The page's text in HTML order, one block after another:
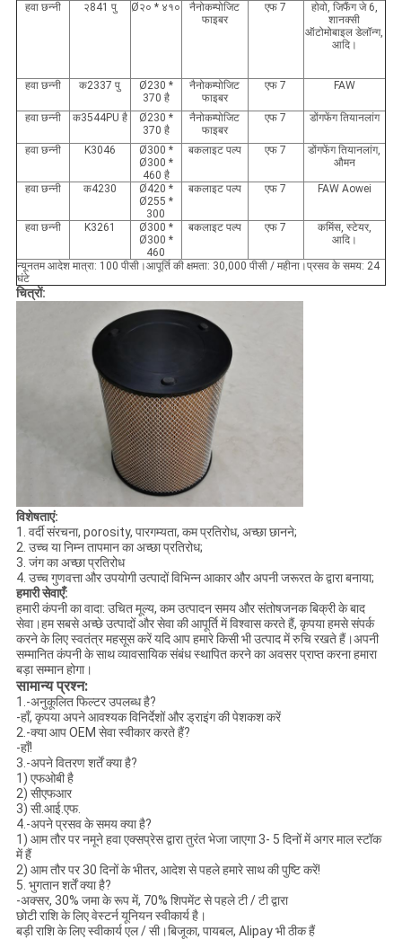
हवा छन्नी २841 पु Ø२० * ४१०
नैनोकम्पोजिट
फाइबर
एफ 7
होवो, जिफैंग जे 6,
शानक्सी
ऑटोमोबाइल डेलॉन्ग,
आदि।
हवा छन्नी क2337 पु Ø230 *
370 है
नैनोकम्पोजिट
फाइबर
एफ 7 FAW
हवा छन्नी क3544PU है Ø230 *
370 है
नैनोकम्पोजिट
फाइबर
एफ 7 डोंगफेंग तियानलांग
हवा छन्नी K3046 Ø300 *
Ø300 *
460 है
बकलाइट पल्प एफ 7
डोंगफेंग तियानलांग,
औमन
हवा छन्नी क4230 Ø420 *
Ø255 *
300
बकलाइट पल्प एफ 7 FAW Aowei
हवा छन्नी K3261 Ø300 *
Ø300 *
460
बकलाइट पल्प एफ 7
कमिंस, स्टेयर,
आदि।
न्यूनतम आदेश मात्रा: 100 पीसी।आपूर्ति की क्षमता: 30,000 पीसी / महीना।प्रसव के समय: 24
घंटे
चित्रों:
विशेषताएं:
1. वर्दी संरचना, porosity, पारगम्यता, कम प्रतिरोध, अच्छा छानने;
2. उच्च या निम्न तापमान का अच्छा प्रतिरोध;
3. जंग का अच्छा प्रतिरोध
4. उच्च गुणवत्ता और उपयोगी उत्पादों विभिन्न आकार और अपनी जरूरत के द्वारा बनाया;
हमारी सेवाएँ:
हमारी कंपनी का वादा: उचित मूल्य, कम उत्पादन समय और संतोषजनक बिक्री के बाद
सेवा।हम सबसे अच्छे उत्पादों और सेवा की आपूर्ति में विश्वास करते हैं, कृपया हमसे संपर्क
करने के लिए स्वतंत्र महसूस करें यदि आप हमारे किसी भी उत्पाद में रुचि रखते हैं।अपनी
सम्मानित कंपनी के साथ व्यावसायिक संबंध स्थापित करने का अवसर प्राप्त करना हमारा
बड़ा सम्मान होगा।
सामान्य प्रश्न:
1.-अनुकूलित फिल्टर उपलब्ध है?
-हाँ, कृपया अपने आवश्यक विनिर्देशों और ड्राइंग की पेशकश करें
2.-क्या आप OEM सेवा स्वीकार करते हैं?
-हाँ!
3.-अपने वितरण शर्तें क्या है?
1) एफओबी है
2) सीएफआर
3) सी.आई.एफ.
4.-अपने प्रसव के समय क्या है?
1) आम तौर पर नमूने हवा एक्सप्रेस द्वारा तुरंत भेजा जाएगा 3- 5 दिनों में अगर माल स्टॉक
में हैं
2) आम तौर पर 30 दिनों के भीतर, आदेश से पहले हमारे साथ की पुष्टि करें!
5. भुगतान शर्तें क्या है?
-अक्सर, 30% जमा के रूप में, 70% शिपमेंट से पहले टी / टी द्वारा
छोटी राशि के लिए वेस्टर्न यूनियन स्वीकार्य है।
बड़ी राशि के लिए स्वीकार्य एल / सी।बिजूका, पायबल, Alipay भी ठीक हैं